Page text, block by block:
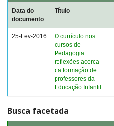
Data do
documento
Título
25-Fev-2016
O currículo nos
cursos de
Pedagogia:
reflexões acerca
da formação de
professores da
Educação Infantil
Busca facetada